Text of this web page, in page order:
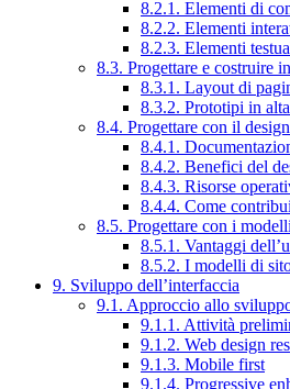
8.2.1. Elementi di
8.2.2. Elementi
8.2.3. Elementi
8.3. Progettare e costruire
8.3.1. Layout di
8.3.2. Prototipi in
8.4. Progettare con il
8.4.1.
8.4.2. Benefici del
8.4.3. Risorse
8.4.4. Come
8.5. Progettare con i
8.5.1. Vantaggi
8.5.2. I modelli di
9. Sviluppo dell’interfaccia
9.1. Approccio allo
9.1.1. Attività
9.1.2. Web design
9.1.3. Mobile first
9.1.4. Progressive